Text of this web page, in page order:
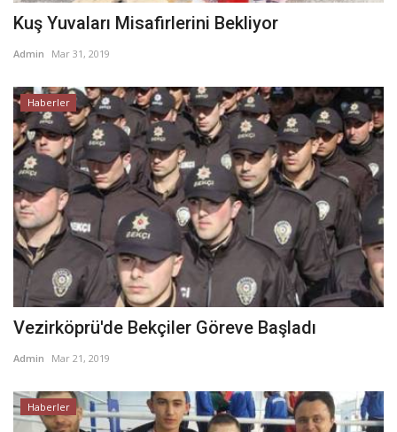
Kuş Yuvaları Misafirlerini Bekliyor
Admin Mar 31, 2019
Haberler
Vezirköprü'de Bekçiler Göreve Başladı
Admin Mar 21, 2019
Haberler